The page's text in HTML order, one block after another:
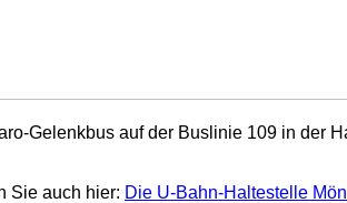
Gelenkbus auf der Buslinie 109 in der
Sie auch hier: Die U-Bahn-Haltestelle